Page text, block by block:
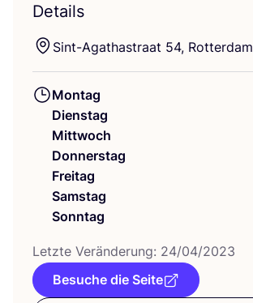
Details
Sint-Aga­thas­tra­at 54, Rotterdam
Montag
Dienstag
Mittwoch
Donnerstag
Freitag
Samstag
Sonntag
Letz­te Ver­än­de­rung: 24/04/2023
Besuche die Seite